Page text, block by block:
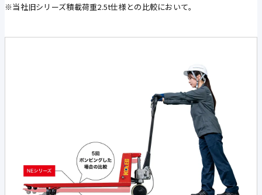
※当社旧シリーズ積載荷重2.5t仕様との比較において。